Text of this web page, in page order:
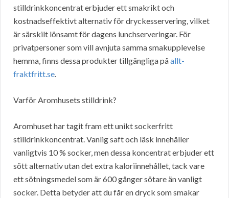
stilldrinkkoncentrat erbjuder ett smakrikt och
kostnadseffektivt alternativ för dryckesservering, vilket
är särskilt lönsamt för dagens lunchserveringar. För
privatpersoner som vill avnjuta samma smakupplevelse
hemma, finns dessa produkter tillgängliga påallt-
fraktfritt.se.
Varför Aromhusets stilldrink?
Aromhuset har tagit fram ett unikt sockerfritt
stilldrinkkoncentrat. Vanlig saft och läsk innehåller
vanligtvis 10 % socker, men dessa koncentrat erbjuder ett
sött alternativ utan det extra kaloriinnehållet, tack vare
ett sötningsmedel som är 600 gånger sötare än vanligt
socker. Detta betyder att du får en dryck som smakar